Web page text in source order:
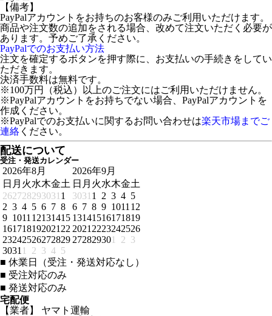
【備考】
PayPalアカウントをお持ちのお客様のみご利用いただけます。
商品や注文数の追加をされる場合、改めて注文いただく必要が
あります。予めご了承ください。
PayPalでのお支払い方法
注文を確定するボタンを押す際に、お支払いの手続きをしてい
ただきます。
決済手数料は無料です。
※100万円（税込）以上のご注文にはご利用いただけません。
※PayPalアカウントをお持ちでない場合、PayPalアカウントを
作成ください。
※PayPalでのお支払いに関するお問い合わせは楽天市場までご
連絡 ください。
配送について
受注・発送カレンダー
2026年8月
日 月 火水木金土
262728293031 1
2 3 4 5 6 7 8
9 1011 12131415
161718192021 22
23242526272829
3031 1 2 3 4 5
2026年9月
日 月 火水木金土
3031 1 2 3 4 5
6 7 8 9 1011 12
13141516171819
2021 2223242526
272829301 2 3
■ 休業日（受注・発送対応なし）
■ 受注対応のみ
■ 発送対応のみ
宅配便
【業者】 ヤマト運輸